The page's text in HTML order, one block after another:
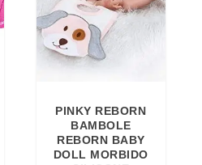
PINKY REBORN
BAMBOLE
REBORN BABY
DOLL MORBIDO